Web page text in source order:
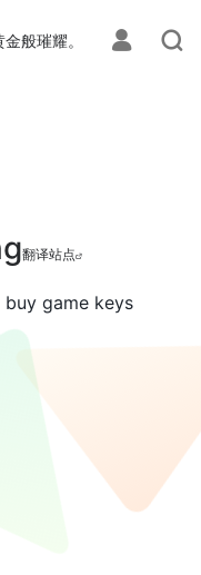
般璀耀。
翻译站点
game keys